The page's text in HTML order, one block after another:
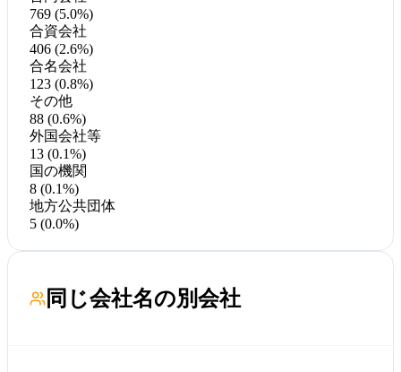
769 (5.0%)
合資会社
406 (2.6%)
合名会社
123 (0.8%)
その他
88 (0.6%)
外国会社等
13 (0.1%)
国の機関
8 (0.1%)
地方公共団体
5 (0.0%)
同じ会社名の別会社